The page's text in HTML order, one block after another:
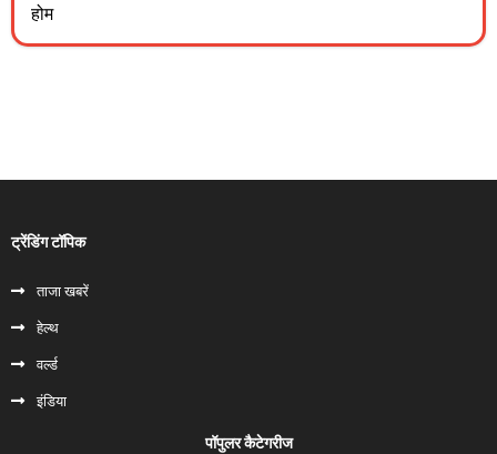
होम
ट्रेंडिंग टॉपिक
ताजा खबरें
हेल्‍थ
वर्ल्ड
इंडिया
पॉपुलर कैटेगरीज